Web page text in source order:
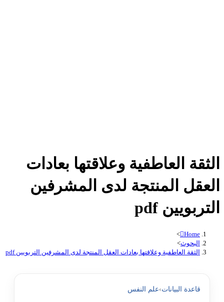
الثقة العاطفية وعلاقتها بعادات
العقل المنتجة لدى المشرفين
التربويين pdf
Home
>
البحوث>
الثقة العاطفية وعلاقتها بعادات العقل المنتجة لدى المشرفين التربويين pdf
قاعدة البيانات›علم النفس